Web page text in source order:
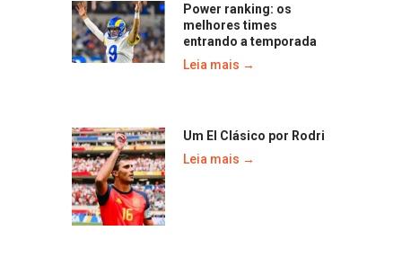
Power ranking: os
melhores times
entrando a temporada
Leia mais →
Um El Clásico por Rodri
Leia mais →